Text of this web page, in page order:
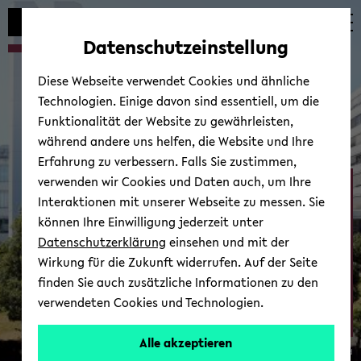
Automatische
vermeiden
skip
main
skip
main
skip
footer
Ab­tei­lung Psy­cho­lo­gie
© Uni­ver­si­tät Bie­le­feld
Datenschutzeinstellung
Diese Webseite verwendet Cookies und ähnliche
Technologien. Einige davon sind essentiell, um die
Funktionalität der Website zu gewährleisten,
während andere uns helfen, die Website und Ihre
Erfahrung zu verbessern. Falls Sie zustimmen,
verwenden wir Cookies und Daten auch, um Ihre
Interaktionen mit unserer Webseite zu messen. Sie
können Ihre Einwilligung jederzeit unter
Datenschutzerklärung einsehen und mit der
Wirkung für die Zukunft widerrufen. Auf der Seite
finden Sie auch zusätzliche Informationen zu den
verwendeten Cookies und Technologien.
Alle akzeptieren